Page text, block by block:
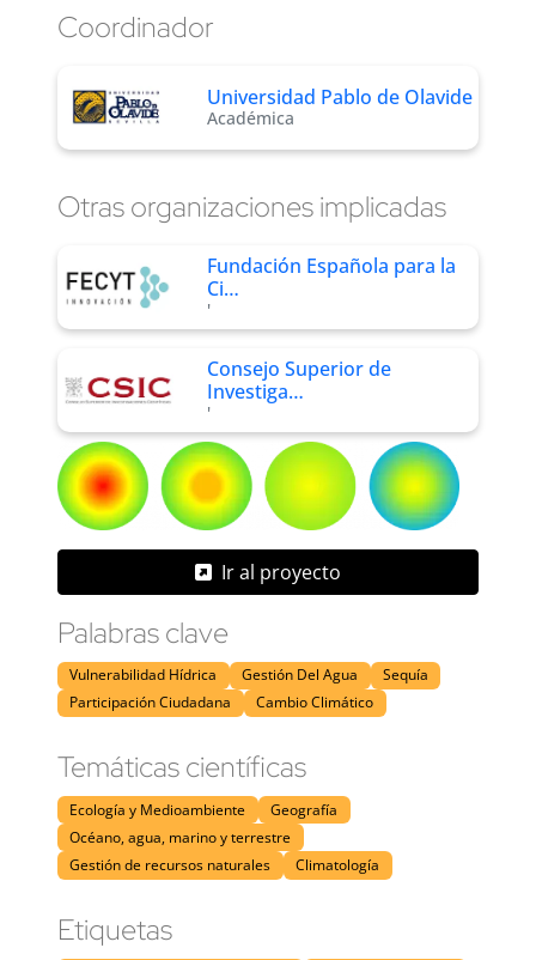
Coordinador
Universidad Pablo de Olavide
Académica
Otras organizaciones implicadas
Fundación Española para la
Ci…
'
Consejo Superior de
Investiga…
'
Ir al proyecto
Palabras clave
Vulnerabilidad Hídrica Gestión Del Agua
Sequía
Participación Ciudadana
Cambio Climático
Temáticas científicas
Ecología y Medioambiente
Geografía
Océano, agua, marino y terrestre
Gestión de recursos naturales
Climatología
Etiquetas